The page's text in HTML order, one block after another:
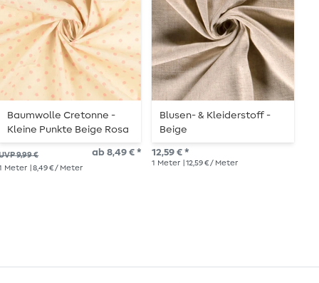
Baumwolle Cretonne -
Kleine Punkte Beige Rosa
Wash
9,99 € ab 8,49 € *
Meter | 8,49 € / Meter
Blusen- & Kleiderstoff -
Beige
12,59 € *
1 Meter | 12,59 € / Meter